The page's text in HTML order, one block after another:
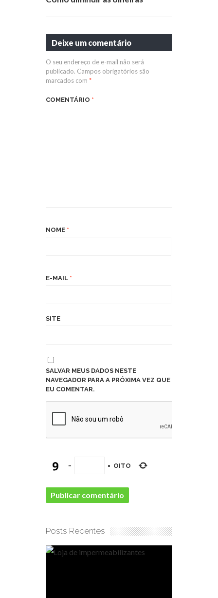
Deixe um comentário
O seu endereço de e-mail não será
publicado. Campos obrigatórios são
marcados com *
COMENTÁRIO *
NOME *
E-MAIL *
SITE
SALVAR MEUS DADOS NESTE
NAVEGADOR PARA A PRÓXIMA VEZ QUE
EU COMENTAR.
− = OITO
Posts Recentes